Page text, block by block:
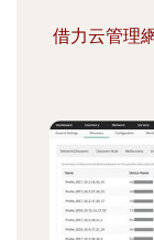
借力云管理